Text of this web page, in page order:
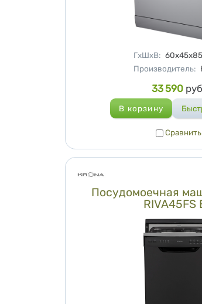
Характеристики
ГхШхВ: 60х45х85
Производитель:
33 590
Сравнить
Посудомоечная
RIVA45FS